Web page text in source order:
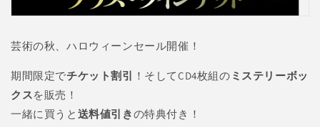
芸術の秋、ハロウィーンセール開催！
期間限定でチケット割引 ！そしてCD4枚組の ミステリーボッ
クスを販売！
一緒に買うと 送料値引きの特典付き！